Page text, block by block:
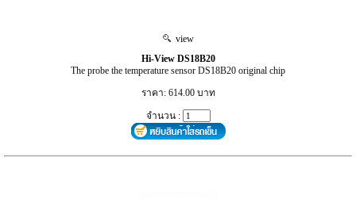
view
Hi-View DS18B20
The probe the temperature sensor DS18B20 original chip
ราคา: 614.00 บาท
จำนวน :